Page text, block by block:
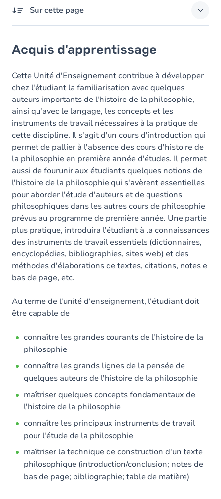
Sur cette page
Objectifs
Contenu
Table des matières
Exercices
Acquis d'apprentissage
Cette Unité d'Enseignement contribue à développer
chez l'étudiant la familiarisation avec quelques
auteurs importants de l'histoire de la philosophie,
ainsi qu'avec le langage, les concepts et les
instruments de travail nécessaires à la pratique de
cette discipline. Il s'agit d'un cours d'introduction qui
permet de pallier à l'absence des cours d'histoire de
la philosophie en première année d'études. Il permet
aussi de fourunir aux étudiants quelques notions de
l'histoire de la philosophie qui s'avèrent essentielles
pour aborder l'étude d'auteurs et de questions
philosophiques dans les autres cours de philosophie
prévus au programme de première année. Une partie
plus pratique, introduira l'étudiant à la connaissances
des instruments de travail essentiels (dictionnaires,
encyclopédies, bibliographies, sites web) et des
méthodes d'élaborations de textes, citations, notes e
bas de page, etc.
Au terme de l'unité d'enseignement, l'étudiant doit
être capable de
connaître les grandes courants de l'histoire de la
philosophie
connaître les grands lignes de la pensée de
quelques auteurs de l'histoire de la philosophie
maîtriser quelques concepts fondamentaux de
l'histoire de la philosophie
connaître les principaux instruments de travail
pour l'étude de la philosophie
maîtriser la technique de construction d'un texte
philosophique (introduction/conclusion; notes de
bas de page; bibliographie; table de matière)